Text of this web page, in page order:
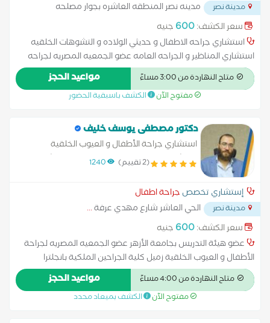
مدينة نصر
مدينه نصر المنطقه العاشره بجوار مصلحه
الضرائب ش الدكتور الشيمي... سعر الكشف:600 جنيه
استشاري جراحه الاطفال و حديثي الولاده و التشوهات الخلقيه
استشاري المناظير و الجراحه العامه عضو الجمعيه المصريه لجراحه
الاطفال و المناظير زميل كليه الجراحين الملكيه بإنجلترا
متاح النهاردة من 3:00 مساءً مواعيد الحجز
مفتوح الآن الكشف باسبقية الحضور
دكتور مصطفى يوسف خليف
استشاري جراحة الأطفال و العيوب الخلقية
استشاري السمنة و المناظير الجراحية استشاري
العامة وجراحة المناظير الجراحية
(2 تقييم) 1240
إستشاري تخصص جراحة اطفال
مدينة نصر الحي العاشر شارع مهدي عرفة...
سعر الكشف:600 جنيه
عضو هيئة التدريس بجامعة الأزهر عضو الجمعيه المصريه لجراحة
الأطفال و العيوب الخلقية زميل كلية الجراحين الملكية بانجلترا
دكتوراه جراحة الأطفال جامعة الأزهر الشريف الزمالة البيطانية في
الجراحة العامة و المناظير
متاح النهاردة من 4:00 مساءً مواعيد الحجز
مفتوح الآن الكشف بميعاد محدد